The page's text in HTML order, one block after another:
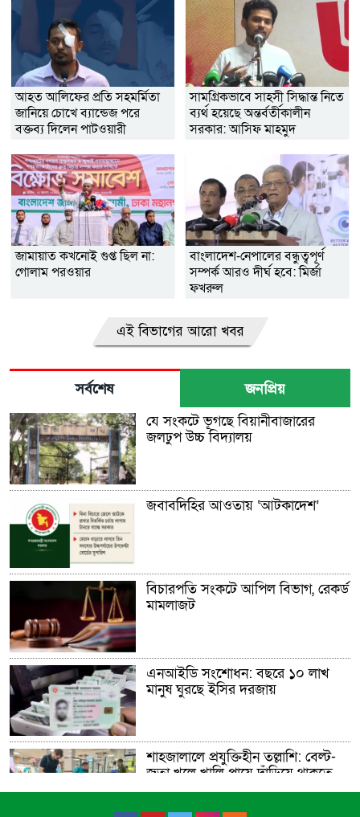
আহত আলিফের প্রতি সহমর্মিতা
জানিয়ে চোখে ব্যান্ডেজ পরে
বক্তব্য দিলেন পাটওয়ারী
সামগ্রিকভাবে সাহসী সিদ্ধান্ত নিতে
ব্যর্থ হয়েছে অন্তর্বর্তীকালীন
সরকার: আসিফ মাহমুদ
জামায়াত কখনোই গুপ্ত ছিল না:
গোলাম পরওয়ার
বাংলাদেশ-নেপালের বন্ধুত্বপূর্ণ
সম্পর্ক আরও দীর্ঘ হবে: মির্জা
ফখরুল
এই বিভাগের আরো খবর
সর্বশেষ জনপ্রিয়
যে সংকটে ভূগছে বিয়ানীবাজারের
জলঢুপ উচ্চ বিদ্যালয়
জবাবদিহির আওতায় ‘আটকাদেশ’
বিচারপতি সংকটে আপিল বিভাগ, রেকর্ড
মামলাজট
এনআইডি সংশোধন: বছরে ১০ লাখ
মানুষ ঘুরছে ইসির দরজায়
শাহজালালে প্রযুক্তিহীন তল্লাশি: বেল্ট-
জুতা খুলে খালি পায়ে দাঁড়িয়ে থাকতে
হয় যাত্রীদের